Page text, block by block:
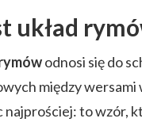
układ
odnosi się do
między wersami
najprościej: to wzór,